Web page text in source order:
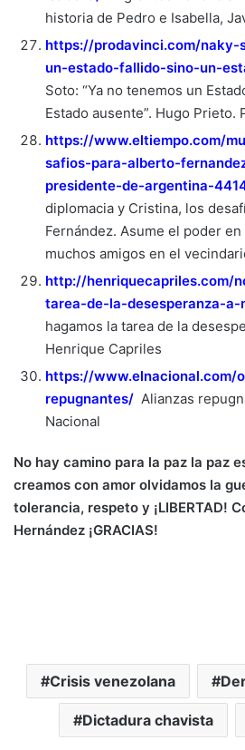
historia de Pedro e Isabella,
https://prodavinci.com/
un-estado-fallido-sino-un-
Soto: “Ya no tenemos un
Estado ausente”. Hugo Prieto.
https://www.eltiempo.com/
safios-para-alberto-
presidente-de-argentina-
diplomacia y Cristina, los
Fernández. Asume el poder
muchos amigos en el
http://henriquecapriles.com/
tarea-de-la-desesperanza-
hagamos la tarea de la
Henrique Capriles
https://www.elnacional.com/
repugnantes/ Alianzas
Nacional
No hay camino para la paz la paz
creamos con amor olvidamos la
tolerancia, respeto y ¡LIBERTAD!
Hernández ¡GRACIAS!
Crisis venezolana
Dictadura chavista